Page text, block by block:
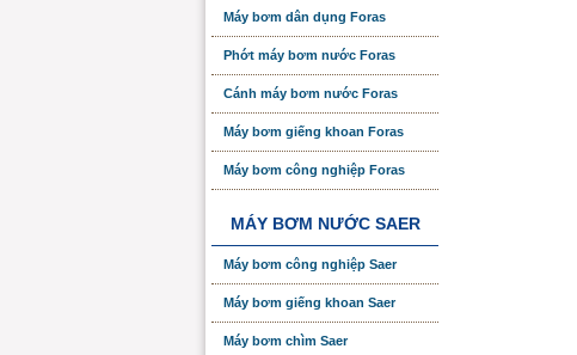
Máy bơm dân dụng Foras
Phớt máy bơm nước Foras
Cánh máy bơm nước Foras
Máy bơm giếng khoan Foras
Máy bơm công nghiệp Foras
MÁY BƠM NƯỚC SAER
Máy bơm công nghiệp Saer
Máy bơm giếng khoan Saer
Máy bơm chìm Saer